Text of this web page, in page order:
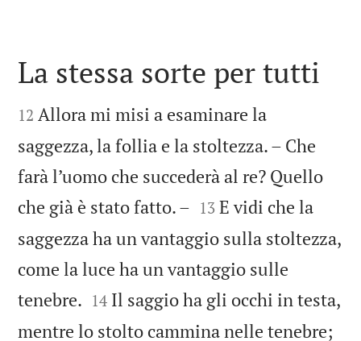

La stessa sorte per tutti

12 Allora mi misi a esaminare la
saggezza, la follia e la stoltezza. – Che
farà l’uomo che succederà al re? Quello
che già è stato fatto. – 

13 E vidi che la
saggezza ha un vantaggio sulla stoltezza,
come la luce ha un vantaggio sulle
tenebre. 

14 Il saggio ha gli occhi in testa,
mentre lo stolto cammina nelle tenebre;